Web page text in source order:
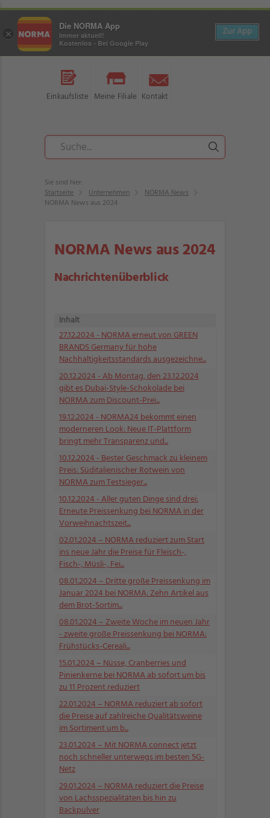
Einkaufsliste Meine Filiale Kontakt
Sie sind hier:
Startseite
Unternehmen
NORMA News
NORMA News aus 2024
NORMA News aus 2024
Nachrichtenüberblick
Inhalt
27.12.2024- NORMA erneut von GREEN
BRANDS Germany für hohe
Nachhaltigkeitsstandards ausgezeichne...
20.12.2024- Ab Montag, den 23.12.2024
gibt es Dubai-Style-Schokolade bei
NORMA zum Discount-Prei...
19.12.2024- NORMA24 bekommt einen
moderneren Look: Neue IT-Plattform
bringt mehr Transparenz und...
10.12.2024- Bester Geschmack zu kleinem
Preis: Süditalienischer Rotwein von
NORMA zum Testsieger...
10.12.2024- Aller guten Dinge sind drei:
Erneute Preissenkung bei NORMA in der
Vorweihnachtszeit...
02.01.2024– NORMA reduziert zum Start
ins neue Jahr die Preise für Fleisch-,
Fisch-, Müsli-, Fei...
08.01.2024– Dritte große Preissenkung im
Januar 2024 bei NORMA: Zehn Artikel aus
dem Brot-Sortim...
08.01.2024– Zweite Woche im neuen Jahr
- zweite große Preissenkung bei NORMA:
Frühstücks-Cereali...
15.01.2024– Nüsse, Cranberries und
Pinienkerne bei NORMA ab sofort um bis
zu 11 Prozent reduziert
22.01.2024– NORMA reduziert ab sofort
die Preise auf zahlreiche Qualitätsweine
im Sortiment um b...
23.01.2024– Mit NORMA connect jetzt
noch schneller unterwegs im besten 5G-
Netz
29.01.2024– NORMA reduziert die Preise
von Lachsspezialitäten bis hin zu
Backpulver
×
Die NORMA App
Immer aktuell!
Kostenlos - Bei Google Play
Zur App